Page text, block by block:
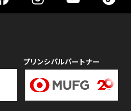
プリンシパルパートナー